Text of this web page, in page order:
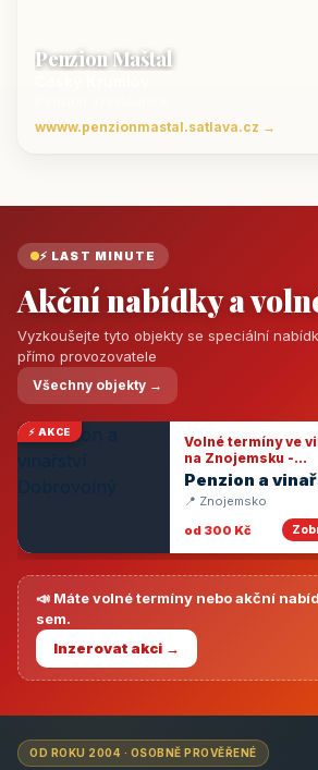
Penzion Maštal
wwww.penzionmastal.satlava.cz →
⚡ LAST MINUTE
Akční nabídky a
Vyzkoušejte tyto objekty se speciální
přímo provozovatele
Všechny objekty →
⚡ AKCE
Volné termíny ve
na Znojemsku -
degustace vín
Penzion a
Dobrovolný
📍 Znojemsko
od 300 Kč
📣 Máte volné termíny nebo akční
sem.
Inzerovat akci →
OD ROKU 2004 · OSOBNĚ PROVĚŘENÉ